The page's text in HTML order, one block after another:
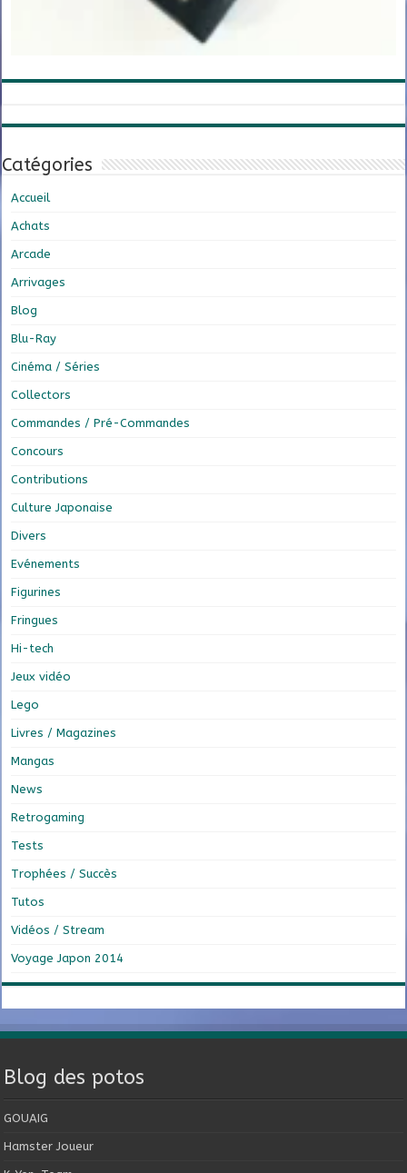
Catégories
Accueil
Achats
Arcade
Arrivages
Blog
Blu-Ray
Cinéma / Séries
Collectors
Commandes / Pré-Commandes
Concours
Contributions
Culture Japonaise
Divers
Evénements
Figurines
Fringues
Hi-tech
Jeux vidéo
Lego
Livres / Magazines
Mangas
News
Retrogaming
Tests
Trophées / Succès
Tutos
Vidéos / Stream
Voyage Japon 2014
Blog des potos
GOUAIG
Hamster Joueur